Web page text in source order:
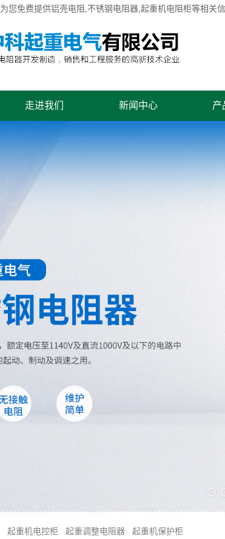
您免费提供铝壳电阻 ,不锈钢电阻器,起重机电阻柜等相关
走进我们 新闻中心 产
起重机电控柜 起重调整电阻器 起重机保护柜